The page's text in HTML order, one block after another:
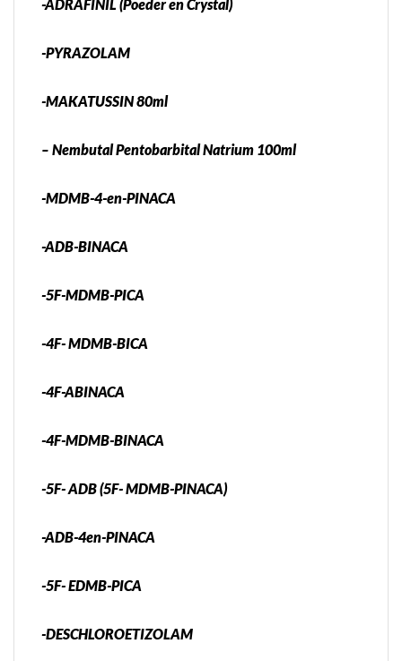
-ADRAFINIL (Poeder en Crystal)
-PYRAZOLAM
-MAKATUSSIN 80ml
– Nembutal Pentobarbital Natrium 100ml
-MDMB-4-en-PINACA
-ADB-BINACA
-5F-MDMB-PICA
-4F- MDMB-BICA
-4F-ABINACA
-4F-MDMB-BINACA
-5F- ADB (5F- MDMB-PINACA)
-ADB-4en-PINACA
-5F- EDMB-PICA
-DESCHLOROETIZOLAM